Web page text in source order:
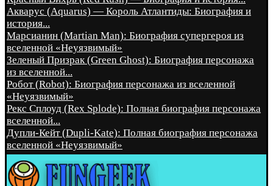
Акварус (Aquarus) — Король Атлантиды: Биография и
история...
Марсианин (Martian Man): Биография супергероя из
вселенной «Неуязвимый»
Зеленый Призрак (Green Ghost): Биография персонажа
из вселенной...
Робот (Robot): Биография персонажа из вселенной
«Неуязвимый»
Рекс Сплоуд (Rex Splode): Полная биография персонажа
вселенной...
Дупли-Кейт (Dupli-Kate): Полная биография персонажа
вселенной «Неуязвимый»